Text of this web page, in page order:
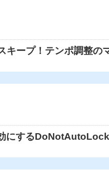
キープ！テンポ調整の
にするDoNotAutoLock